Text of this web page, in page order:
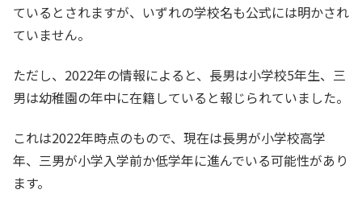
ているとされますが、いずれの学校名も公式には明かされ
ていません。
ただし、2022年の情報によると、長男は小学校5年生、三
男は幼稚園の年中に在籍していると報じられていました。
これは2022年時点のもので、現在は長男が小学校高学
年、三男が小学入学前か低学年に進んでいる可能性があり
ます。